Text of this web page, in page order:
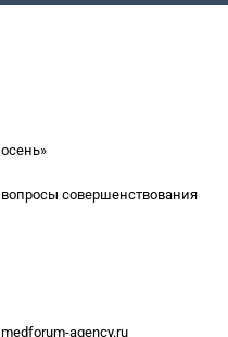
совершенствования
agency.ru